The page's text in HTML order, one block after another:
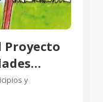
Proyecto
y